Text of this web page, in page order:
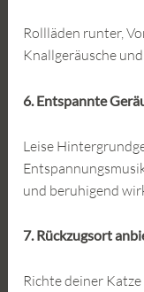
Rollläden runter,
Knallgeräusche
6. Entspannte
Leise
und beruhigend
7. Rückzugsort
Richte deiner